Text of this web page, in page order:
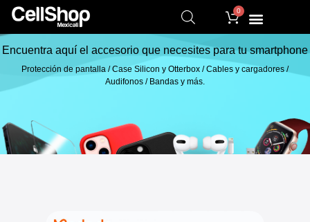
0
Encuentra aquí el accesorio que necesites para tu smartphone
Protección de pantalla / Case Silicon y Otterbox / Cables y cargadores /
Audifonos / Bandas y más.